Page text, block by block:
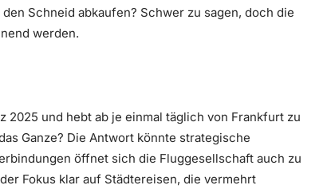
Schneid abkaufen? Schwer zu sagen, doch die
werden.
2025 und hebt ab je einmal täglich von Frankfurt zu
Ganze? Die Antwort könnte strategische
öffnet sich die Fluggesellschaft auch zu
Fokus klar auf Städtereisen, die vermehrt